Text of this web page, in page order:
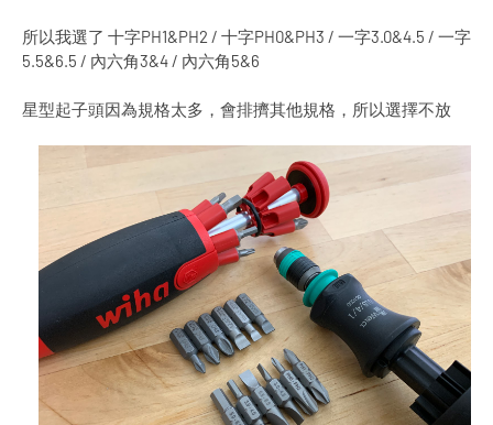
所以我選了 十字PH1&PH2 / 十字PH0&PH3 / 一字3.0&4.5 / 一字
5.5&6.5 / 內六角3&4 / 內六角5&6
星型起子頭因為規格太多，會排擠其他規格，所以選擇不放
Home About Contact
Designed with Way2Themes| Distributed byBlogger